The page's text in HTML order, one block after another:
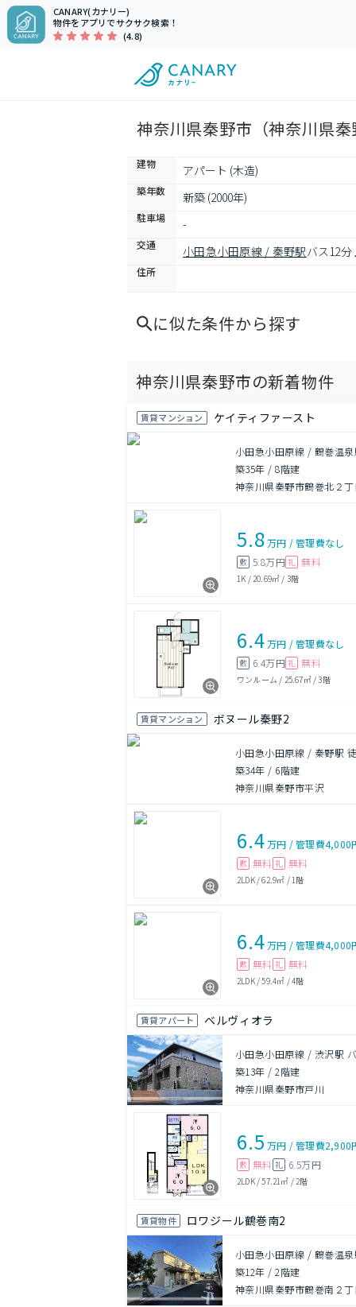
CANARY(カナリー)
物件をアプリでサクサク検索！
(4.8)
神奈川県秦野市（神奈川県
建物 アパート (木造)
築年数 新築 (2000年)
駐車場 -
交通 小田急小田原線 / 秦野駅バス12
住所
に似た条件から探す
神奈川県秦野市の新着物件
賃貸マンション ケイティファースト
小田急小田原線 / 鶴巻温
築35年 /8階建
神奈川県秦野市鶴巻北２丁
5.8万円 /管理費なし
敷 5.8万円 礼 無料
1K / 20.69㎡ / 3階
6.4万円 /管理費なし
敷 6.4万円 礼 無料
ワンルーム / 25.67㎡/3階
賃貸マンション ボヌール秦野2
小田急小田原線 / 秦野駅
築34年 / 6階建
神奈川県秦野市平沢
6.4万円 /管理費4,000
敷 無料 礼 無料
2LDK/62.9㎡ / 1階
6.4万円 /管理費4,000
敷 無料 礼 無料
2LDK/59.4㎡ /4階
賃貸アパート ベルヴィオラ
小田急小田原線 / 渋沢駅
築13年 /2階建
神奈川県秦野市戸川
6.5 万円 /管理費2,900
敷 無料 礼 6.5万円
2LDK/57.21㎡ / 2階
賃貸物件 ロワジール鶴巻南2
小田急小田原線 / 鶴巻温
築12年 /2階建
神奈川県秦野市鶴巻南２丁